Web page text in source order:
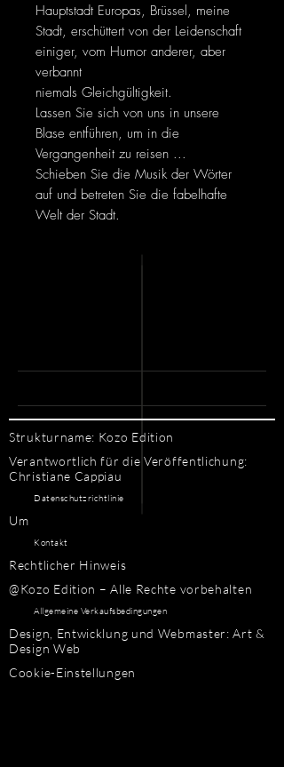
Hauptstadt Europas, Brüssel, meine
Stadt, erschüttert von der Leidenschaft
einiger, vom Humor anderer, aber
verbannt
niemals Gleichgültigkeit.
Lassen Sie sich von uns in unsere
Blase entführen, um in die
Vergangenheit zu reisen ...
Schieben Sie die Musik der Wörter
auf und betreten Sie die fabelhafte
Welt der Stadt.
Strukturname: Kozo Edition
Verantwortlich für die Veröffentlichung:
Christiane Cappiau
Datenschutzrichtlinie
Um
Kontakt
Rechtlicher Hinweis
@Kozo Edition – Alle Rechte vorbehalten
Allgemeine Verkaufsbedingungen
Design, Entwicklung und Webmaster: Art &
Design Web
Cookie-Einstellungen